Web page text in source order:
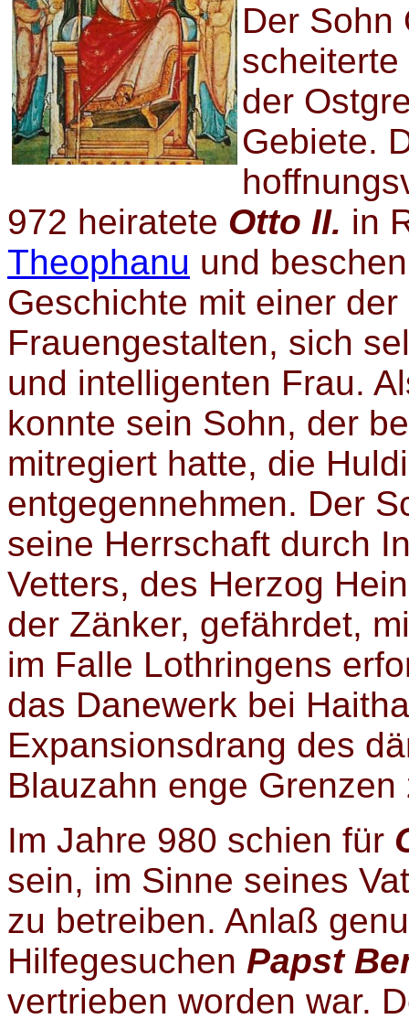
Der Sohn
der
Gebiete.
972 heiratete Otto II. in
Theophanu und
Geschichte mit einer
Frauengestalten, sich
und intelligenten Frau.
konnte sein Sohn, der
mitregiert hatte, die
entgegennehmen. Der
seine Herrschaft durch
Vetters, des Herzog
der Zänker, gefährdet,
im Falle Lothringens
das Danewerk bei
Expansionsdrang des
Blauzahn enge Grenzen
Im Jahre 980 schien für
sein, im Sinne seines
zu betreiben. Anlaß
Hilfegesuchen Papst
vertrieben worden war.